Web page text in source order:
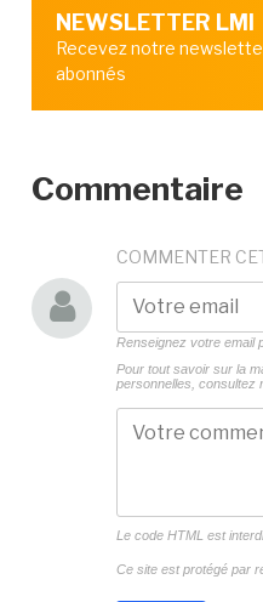
NEWSLETTER LMI
Recevez notre
abonnés
Commentaire
COMMENTER
Renseignez votre email
Pour tout savoir sur la
personnelles, consultez
Le code HTML est
Ce site est protégé par